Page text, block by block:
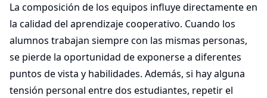
La composición de los equipos influye directamente en
la calidad del aprendizaje cooperativo. Cuando los
alumnos trabajan siempre con las mismas personas,
se pierde la oportunidad de exponerse a diferentes
puntos de vista y habilidades. Además, si hay alguna
tensión personal entre dos estudiantes, repetir el